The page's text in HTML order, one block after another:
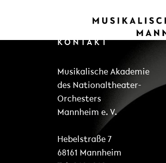
KONTAKT
Musikalische Akademie
des Nationaltheater-
Orchesters
Mannheim e. V.
Hebelstraße 7
68161 Mannheim